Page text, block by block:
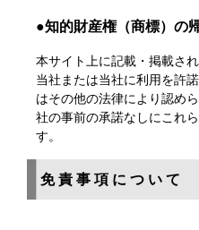
●知的財産権（商標）の
本サイト上に記載・掲載さ
当社または当社に利用を許
はその他の法律により認め
社の事前の承諾なしにこれ
す。
免責事項について